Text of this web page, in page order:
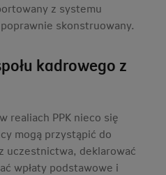
z systemu
skonstruowany.
kadrowego z
realiach PPK nieco się
mogą przystąpić do
uczestnictwa, deklarować
wpłaty podstawowe i